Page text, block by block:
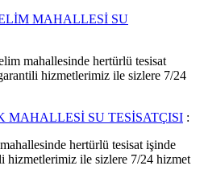
MAHALLESİ SU
mahallesinde hertürlü tesisat
hizmetlerimiz ile sizlere 7/24
MAHALLESİ SU TESİSATÇISI :
hertürlü tesisat işinde
hizmetlerimiz ile sizlere 7/24 hizmet